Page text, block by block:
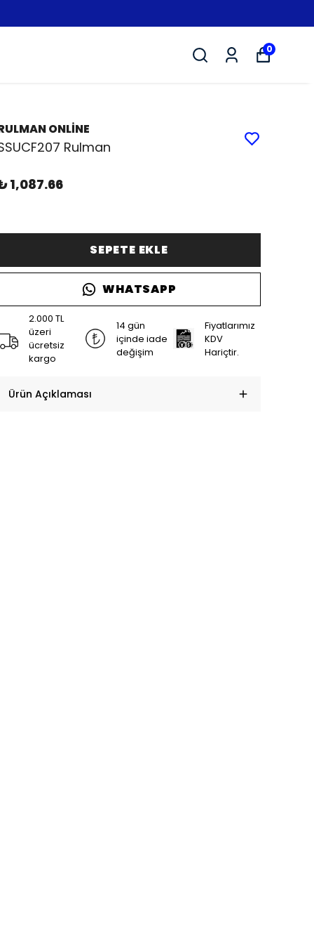
0
ONLİNE
Rulman
1,087.66
SEPETE EKLE
WHATSAPP
2.000 TL
üzeri
ücretsiz
kargo
14 gün
içinde iade
değişim
Fiyatlarımız
KDV
Hariçtir.
Ürün Açıklaması